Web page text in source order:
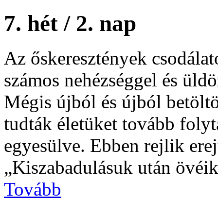
7. hét / 2. nap
Az őskeresztények
számos nehézséggel és
Mégis újból és újból
tudták életüket tovább
egyesülve. Ebben rejlik
„Kiszabadulásuk után
Tovább